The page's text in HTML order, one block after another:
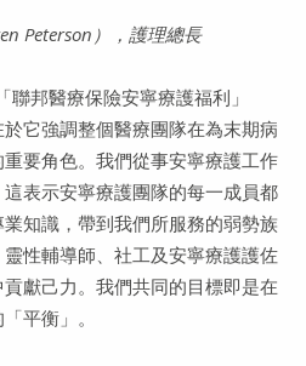
人員
Peterson），護理總長
邦醫療保險安寧療護福利」
它強調整個醫療團隊在為末期病
要角色。我們從事安寧療護工作
表示安寧療護團隊的每一成員都
知識，帶到我們所服務的弱勢族
性輔導師、社工及安寧療護護佐
獻己力。我們共同的目標即是在
平衡」。